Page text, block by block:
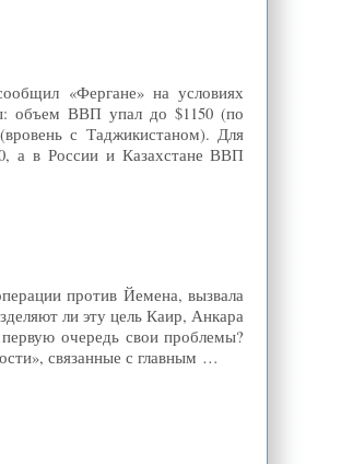
«Фергане» на условиях
объем ВВП упал до $1150 (по
с Таджикистаном). Для
а в России и Казахстане ВВП
против Йемена, вызвала
ли эту цель Каир, Анкара
очередь свои проблемы?
связанные с главным …